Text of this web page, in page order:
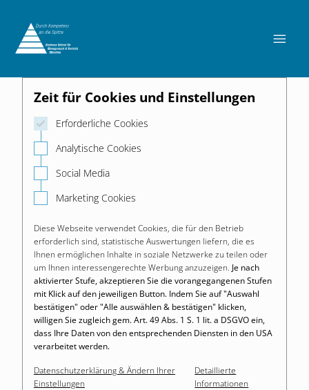

Zeit für Cookies und Einstellungen
Erforderliche Cookies
Analytische Cookies
Social Media
Marketing Cookies
Diese Webseite verwendet Cookies, die für den Betrieb
erforderlich sind, statistische Auswertungen liefern, die es
Ihnen ermöglichen Inhalte in soziale Netzwerke zu teilen oder
um Ihnen interessengerechte Werbung anzuzeigen. Je nach
aktivierter Stufe, akzeptieren Sie die vorangegangenen Stufen
mit Klick auf den jeweiligen Button. Indem Sie auf "Auswahl
bestätigen" oder "Alle auswählen & bestätigen" klicken,
willigen Sie zugleich gem. Art. 49 Abs. 1 S. 1 lit. a DSGVO ein,
dass Ihre Daten von den entsprechenden Diensten in den USA
verarbeitet werden.
Datenschutzerklärung & Ändern Ihrer
Einstellungen
Detaillierte
Informationen